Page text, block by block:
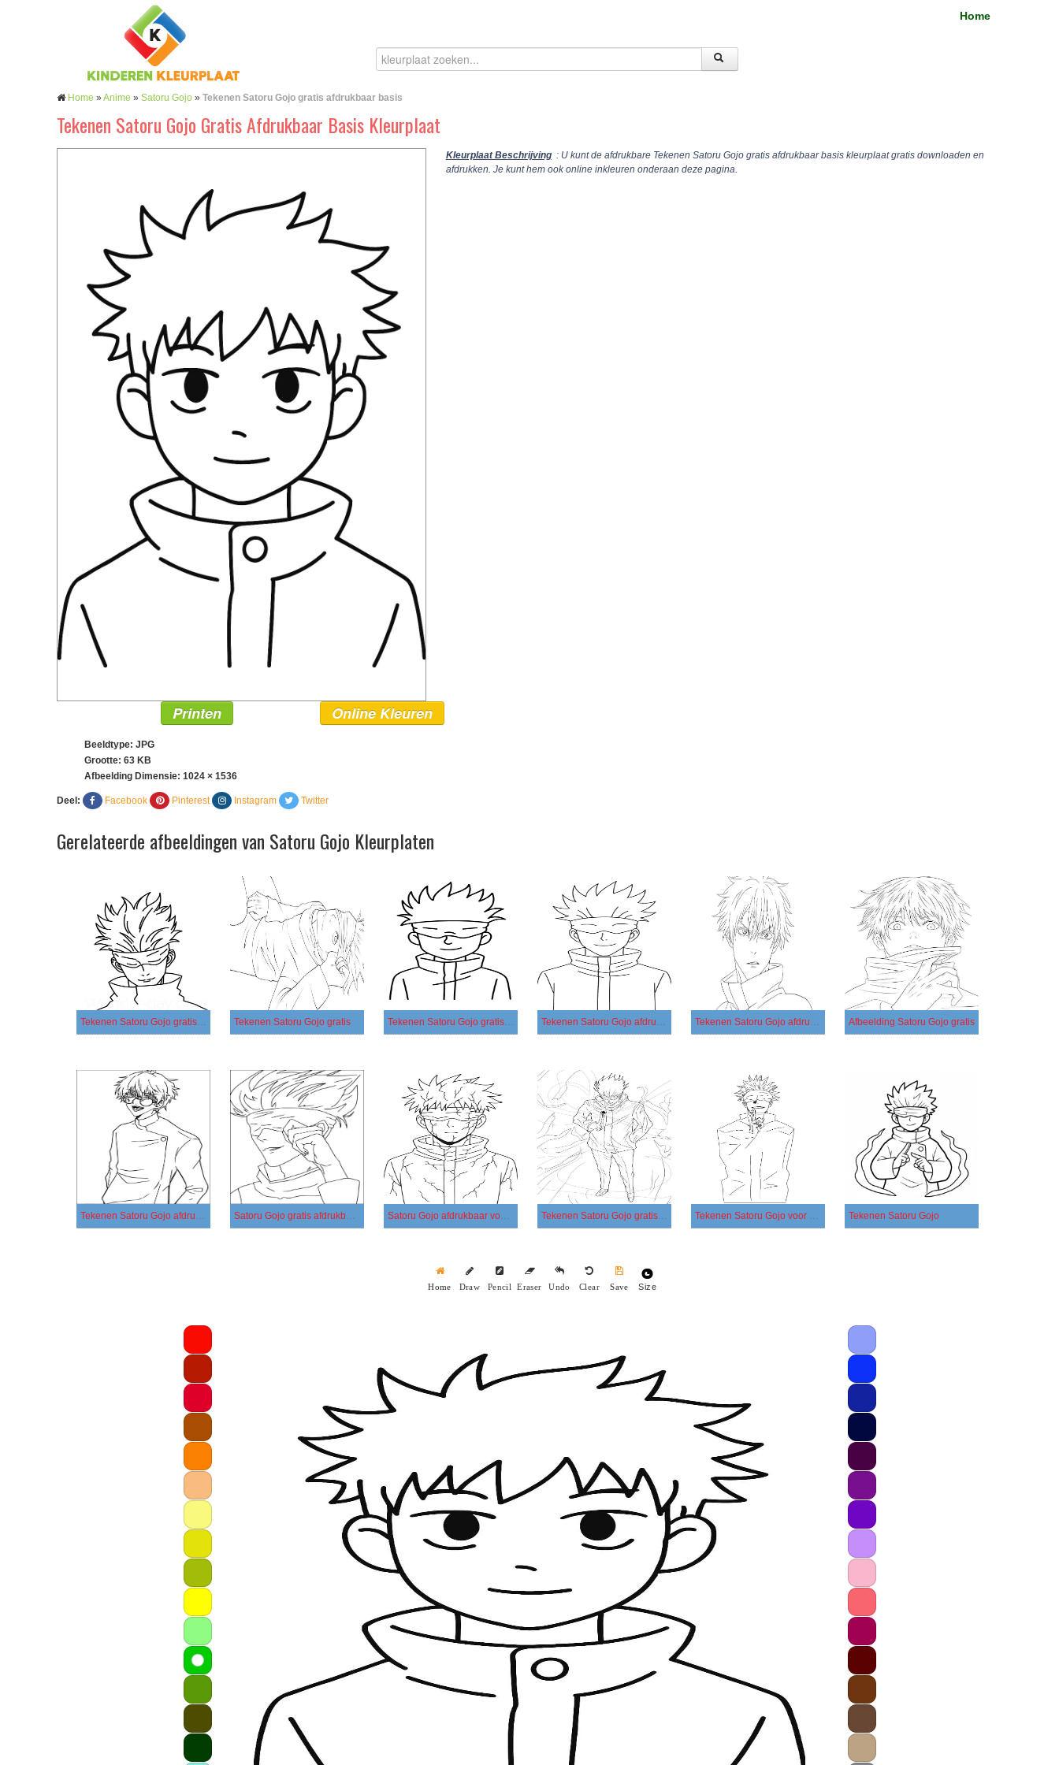
Home
Home »Anime » Satoru Gojo » Tekenen Satoru Gojo gratis afdrukbaar basis
Tekenen Satoru Gojo Gratis Afdrukbaar Basis Kleurplaat
Kleurplaat Beschrijving : U kunt de afdrukbare Tekenen Satoru Gojo gratis afdrukbaar basis kleurplaat gratis downloaden en
afdrukken. Je kunt hem ook online inkleuren onderaan deze pagina.
Printen Online Kleuren
Beeldtype: JPG
Grootte: 63 KB
Afbeelding Dimensie: 1024 × 1536
Deel: Facebook Pinterest Instagram Twitter
Gerelateerde afbeeldingen van Satoru Gojo Kleurplaten
Tekenen Satoru Gojo gratis simpel Tekenen Satoru Gojo gratis Tekenen Satoru Gojo gratis basis Tekenen Satoru Gojo afdrukbaar simpel Tekenen Satoru Gojo afdrukbaar voor kinderen Afbeelding Satoru Gojo gratis
Tekenen Satoru Gojo afdrukbaar Satoru Gojo gratis afdrukbaar voor kinderen Satoru Gojo afdrukbaar voor kinderen Tekenen Satoru Gojo gratis afdrukbaar Tekenen Satoru Gojo voor kinderen Tekenen Satoru Gojo
Home Draw Pencil Eraser Undo Clear Save Size